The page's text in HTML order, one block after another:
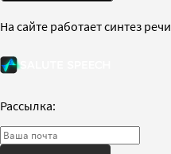
На сайте работает синтез речи
Рассылка: